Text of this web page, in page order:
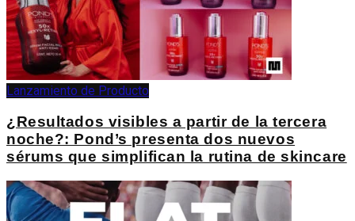
Lanzamiento de Producto
¿Resultados visibles a partir de la tercera
noche?: Pond’s presenta dos nuevos
sérums que simplifican la rutina de skincare